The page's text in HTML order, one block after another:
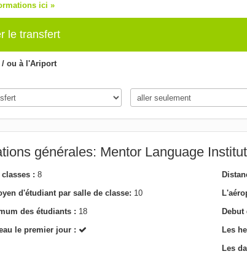
ici »
le transfert
/ ou à l'Ariport
générales: Mentor Language
classes : 8
d'étudiant par salle de classe: 10
des étudiants : 18
le premier jour :
Les
Les